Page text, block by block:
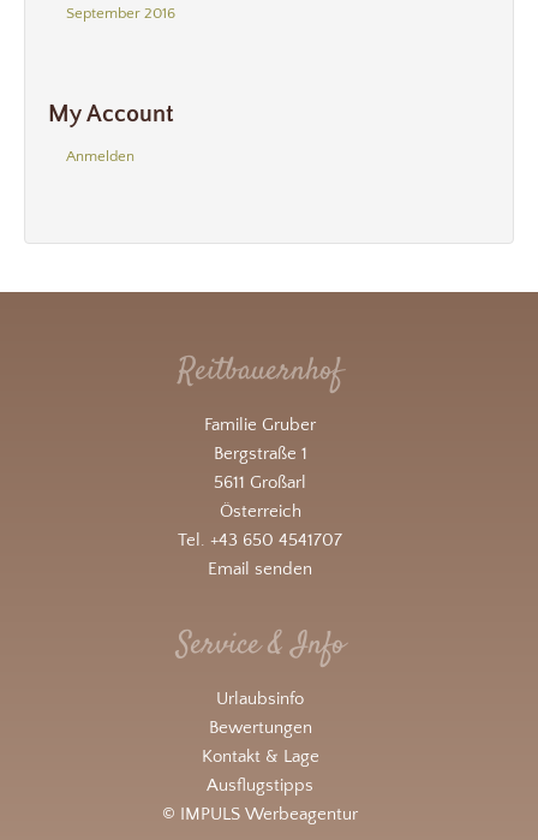
September 2016
My Account
Anmelden
Reitbauernhof
Familie Gruber
Bergstraße 1
5611 Großarl
Österreich
Tel. +43 650 4541707
Email senden
Service & Info
Urlaubsinfo
Bewertungen
Kontakt & Lage
Ausflugstipps
© IMPULS Werbeagentur